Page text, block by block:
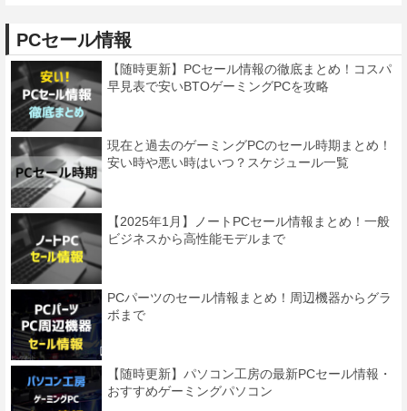
PCセール情報
【随時更新】PCセール情報の徹底まとめ！コスパ
早見表で安いBTOゲーミングPCを攻略
現在と過去のゲーミングPCのセール時期まとめ！
安い時や悪い時はいつ？スケジュール一覧
【2025年1月】ノートPCセール情報まとめ！一般
ビジネスから高性能モデルまで
PCパーツのセール情報まとめ！周辺機器からグラ
ボまで
【随時更新】パソコン工房の最新PCセール情報・
おすすめゲーミングパソコン